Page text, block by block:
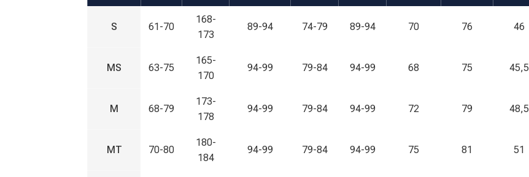
S 61-70
168-
173
89-94 74-79 89-94 70 76 46
MS 63-75
165-
170
94-99 79-84 94-99 68 75 45,5
M 68-79
173-
178
94-99 79-84 94-99 72 79 48,5
MT 70-80
180-
184
94-99 79-84 94-99 75 81 51